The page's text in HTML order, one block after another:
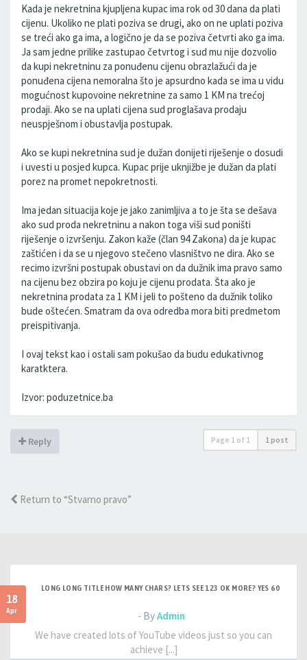
Kada je nekretnina kjupljena kupac ima rok od 30 dana da plati
cijenu. Ukoliko ne plati poziva se drugi, ako on ne uplati poziva
se treći ako ga ima, a logično je da se poziva četvrti ako ga ima.
Ja sam jedne prilike zastupao četvrtog i sud mu nije dozvolio
da kupi nekretninu za ponuđenu cijenu obrazlažući da je
ponuđena cijena nemoralna što je apsurdno kada se ima u vidu
mogućnost kupovoine nekretnine za samo 1 KM na trećoj
prodaji. Ako se na uplati cijena sud proglašava prodaju
neuspješnom i obustavlja postupak.
Ako se kupi nekretnina sud je dužan donijeti riješenje o dosudi
i uvesti u posjed kupca. Kupac prije uknjižbe je dužan da plati
porez na promet nepokretnosti.
Ima jedan situacija koje je jako zanimljiva a to je šta se dešava
ako sud proda nekretninu a nakon toga viši sud poništi
riješenje o izvršenju. Zakon kaže (član 94 Zakona) da je kupac
zaštićen i da se u njegovo stečeno vlasništvo ne dira. Ako se
recimo izvršni postupak obustavi on da dužnik ima pravo samo
na cijenu bez obzira po koju je cijenu prodata. Šta ako je
nekretnina prodata za 1 KM i jeli to pošteno da dužnik toliko
bude oštećen. Smatram da ova odredba mora biti predmetom
preispitivanja.
I ovaj tekst kao i ostali sam pokušao da budu edukativnog
karatktera.
Izvor: poduzetnice.ba
Reply Page 1 of 1 1 post
Return to “Stvarno pravo”
18
Apr
LONG LONG TITLE HOW MANY CHARS? LETS SEE 123 OK MORE? YES 60
- ByAdmin
We have created lots of YouTube videos just so you can
achieve [...]